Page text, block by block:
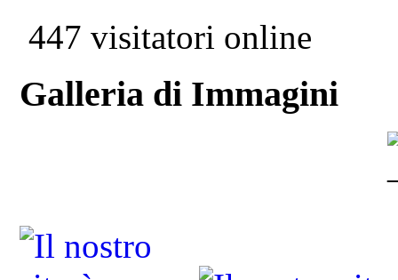
447 visitatori online
Galleria di Immagini